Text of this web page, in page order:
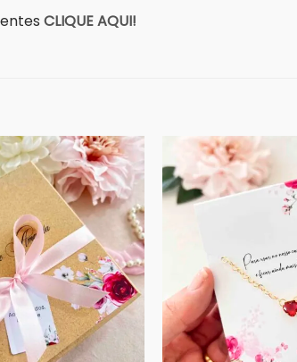
CLIQUE AQUI!